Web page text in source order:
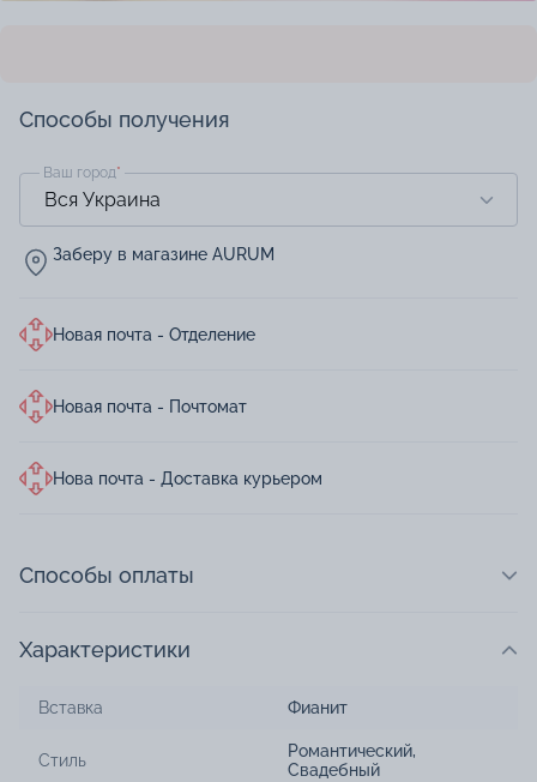
Способы получения
Ваш город*
Заберу в магазине AURUM
Новая почта - Отделение
Новая почта - Почтомат
Нова почта - Доставка курьером
Способы оплаты
Характеристики
Вставка Фианит
Стиль Романтический,
Свадебный